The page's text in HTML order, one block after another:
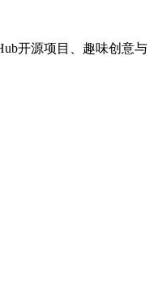
开源项目、趣味创意与